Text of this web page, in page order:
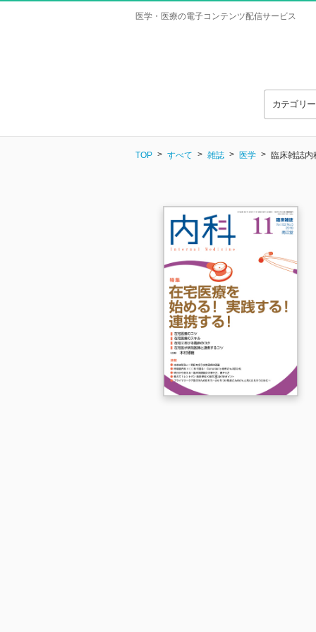
医学・医療の電子コンテンツ配信サービス
カテゴリ
TOP すべて 雑誌 医学 臨床雑誌